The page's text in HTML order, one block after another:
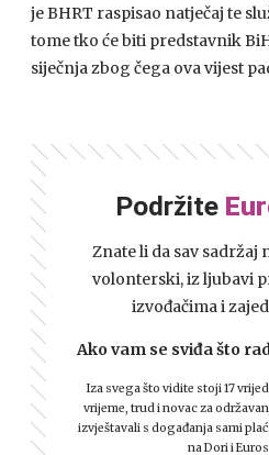
jeBHRT raspisao natječaj te
tome tko će biti predstavnik
siječnja zbog čega ova vijest
Podržite
Znate li da sav sadržaj
volonterski, iz ljubavi
izvođačima i
Ako vam se sviđa što
Iza svega što vidite stoji 17
vrijeme, trud i novac za
izvještavali s događanja sami
na Dori i